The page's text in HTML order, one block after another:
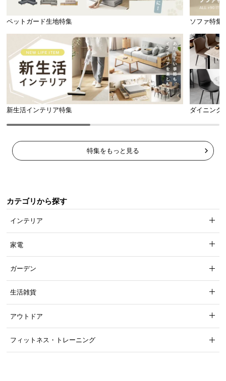
ペットガード生地特集 ソファ特集
新生活インテリア特集 ダイニング
特集をもっと見る
カテゴリから探す
インテリア
家電
ガーデン
生活雑貨
アウトドア
フィットネス・トレーニング